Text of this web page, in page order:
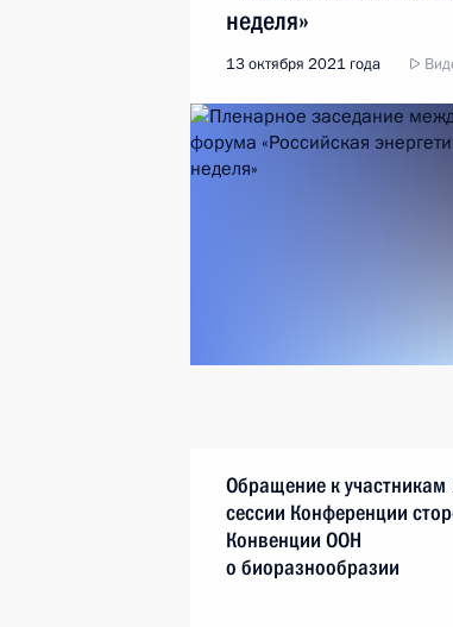
неделя»
13 октября 2021 года
Обращение к участникам
сессии Конференции
Конвенции ООН
о биоразнообразии